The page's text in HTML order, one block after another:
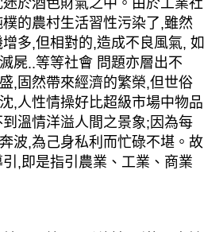
迷於酒色財氣之中。由於工業社
的農村生活習性污染了,雖然
多,但相對的,造成不良風氣,如
屍..等等社會 問題亦層出不
, 固然帶來經濟的繁榮,但世俗
,人性情操好比超級市場中物品
溫情洋溢人間之景象; 因為每
波,為己身私利而忙碌不堪。故
, 即是指引農業、工業、商業